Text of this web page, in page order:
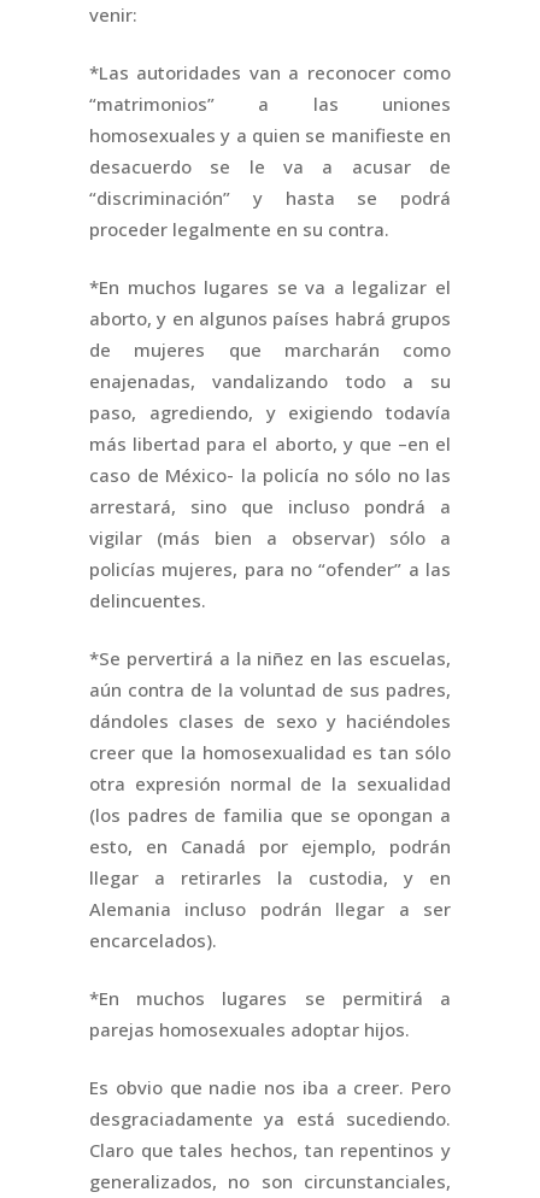
venir:
*Las autoridades van a reconocer como
“matrimonios” a las uniones
homosexuales y a quien se manifieste en
desacuerdo se le va a acusar de
“discriminación” y hasta se podrá
proceder legalmente en su contra.
*En muchos lugares se va a legalizar el
aborto, y en algunos países habrá grupos
de mujeres que marcharán como
enajenadas, vandalizando todo a su
paso, agrediendo, y exigiendo todavía
más libertad para el aborto, y que –en el
caso de México- la policía no sólo no las
arrestará, sino que incluso pondrá a
vigilar (más bien a observar) sólo a
policías mujeres, para no “ofender” a las
delincuentes.
*Se pervertirá a la niñez en las escuelas,
aún contra de la voluntad de sus padres,
dándoles clases de sexo y haciéndoles
creer que la homosexualidad es tan sólo
otra expresión normal de la sexualidad
(los padres de familia que se opongan a
esto, en Canadá por ejemplo, podrán
llegar a retirarles la custodia, y en
Alemania incluso podrán llegar a ser
encarcelados).
*En muchos lugares se permitirá a
parejas homosexuales adoptar hijos.
Es obvio que nadie nos iba a creer. Pero
desgraciadamente ya está sucediendo.
Claro que tales hechos, tan repentinos y
generalizados, no son circunstanciales,